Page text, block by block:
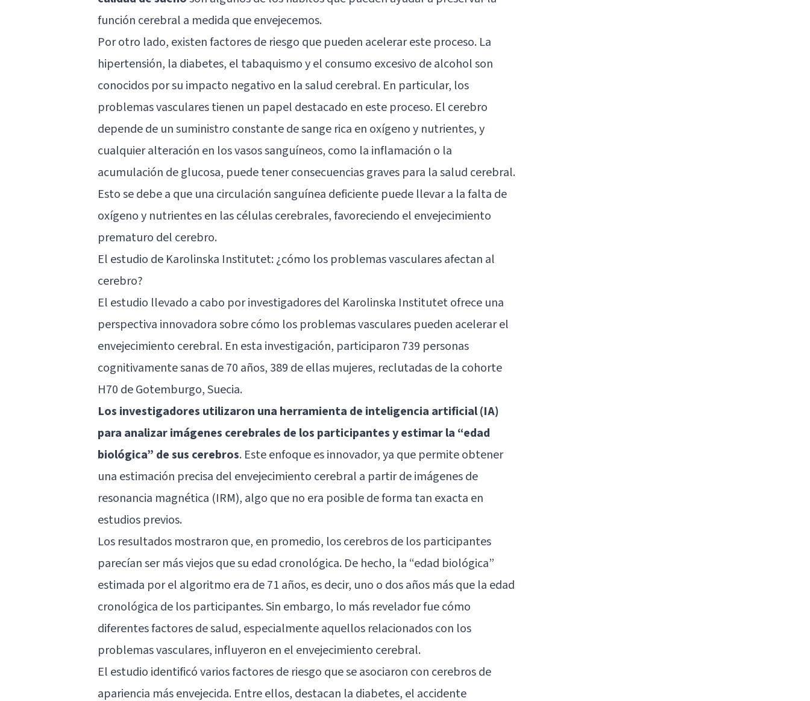
función cerebral a medida que envejecemos.
Por otro lado, existen factores de riesgo que pueden acelerar este proceso. La
hipertensión, la diabetes, el tabaquismo y el consumo excesivo de alcohol son
conocidos por su impacto negativo en la salud cerebral. En particular, los
problemas vasculares tienen un papel destacado en este proceso. El cerebro
depende de un suministro constante de sange rica en oxígeno y nutrientes, y
cualquier alteración en los vasos sanguíneos, como la inflamación o la
acumulación de glucosa, puede tener consecuencias graves para la salud cerebral.
Esto se debe a que una circulación sanguínea deficiente puede llevar a la falta de
oxígeno y nutrientes en las células cerebrales, favoreciendo el envejecimiento
prematuro del cerebro.
El estudio de Karolinska Institutet: ¿cómo los problemas vasculares afectan al
cerebro?
El estudio llevado a cabo por investigadores del Karolinska Institutet ofrece una
perspectiva innovadora sobre cómo los problemas vasculares pueden acelerar el
envejecimiento cerebral. En esta investigación, participaron 739 personas
cognitivamente sanas de 70 años, 389 de ellas mujeres, reclutadas de la cohorte
H70 de Gotemburgo, Suecia.
Los investigadores utilizaron una herramienta de inteligencia artificial (IA)
para analizar imágenes cerebrales de los participantes y estimar la “edad
biológica” de sus cerebros. Este enfoque es innovador, ya que permite obtener
una estimación precisa del envejecimiento cerebral a partir de imágenes de
resonancia magnética (IRM), algo que no era posible de forma tan exacta en
estudios previos.
Los resultados mostraron que, en promedio, los cerebros de los participantes
parecían ser más viejos que su edad cronológica. De hecho, la “edad biológica”
estimada por el algoritmo era de 71 años, es decir, uno o dos años más que la edad
cronológica de los participantes. Sin embargo, lo más revelador fue cómo
diferentes factores de salud, especialmente aquellos relacionados con los
problemas vasculares, influyeron en el envejecimiento cerebral.
El estudio identificó varios factores de riesgo que se asociaron con cerebros de
apariencia más envejecida. Entre ellos, destacan la diabetes, el accidente